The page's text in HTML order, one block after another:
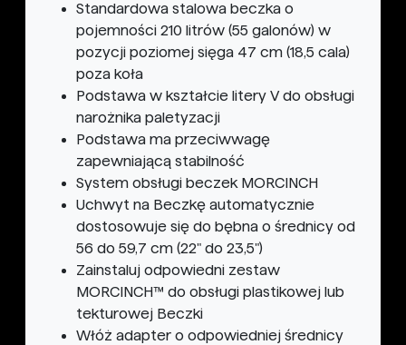
Standardowa stalowa beczka o
pojemności 210 litrów (55 galonów) w
pozycji poziomej sięga 47 cm (18,5 cala)
poza koła
Podstawa w kształcie litery V do obsługi
narożnika paletyzacji
Podstawa ma przeciwwagę
zapewniającą stabilność
System obsługi beczek MORCINCH
Uchwyt na Beczkę automatycznie
dostosowuje się do bębna o średnicy od
56 do 59,7 cm (22" do 23,5")
Zainstaluj odpowiedni zestaw
MORCINCH™ do obsługi plastikowej lub
tekturowej Beczki
Włóż adapter o odpowiedniej średnicy